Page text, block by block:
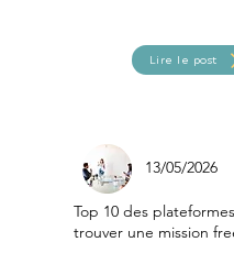
Lire le post
13/05/2026
Top 10 des
trouver une mission